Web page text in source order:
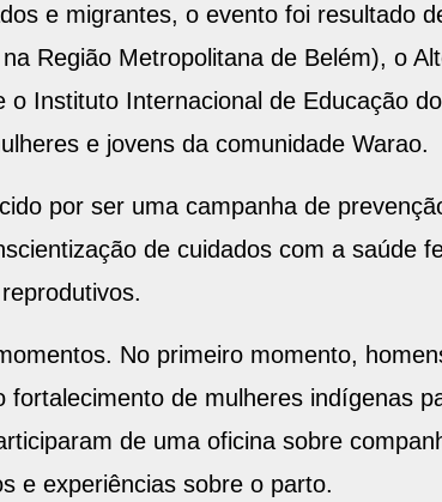
e migrantes, o evento foi resultado
Região Metropolitana de Belém), o
Instituto Internacional de Educação
e jovens da comunidade Warao.
por ser uma campanha de
de cuidados com a saúde
No primeiro momento,
de mulheres indígenas
de uma oficina sobre
e experiências sobre o parto.